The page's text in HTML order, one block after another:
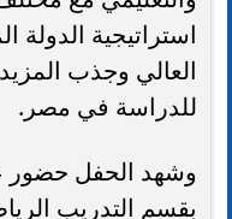
استراتيجية الدولة
العالي وجذب
للدراسة في مصر.
وشهد الحفل حضور
بقسم التدريب